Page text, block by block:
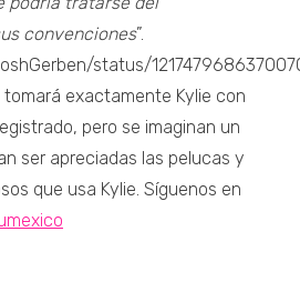
convenciones”.
status/
tomará exactamente Kylie con
pero se imaginan un
ser apreciadas las pelucas y
que usa Kylie. Síguenos en